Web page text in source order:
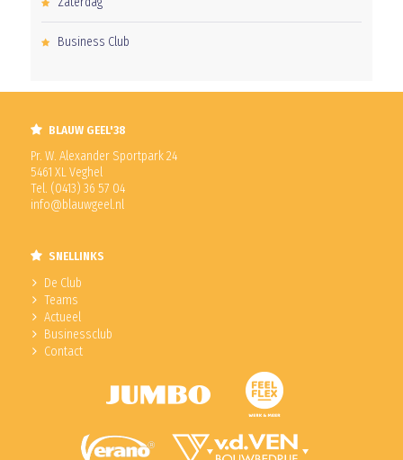
Business Club
BLAUW GEEL'38
Pr. W. Alexander Sportpark 24
5461 XL Veghel
Tel. (0413) 36 57 04
info@blauwgeel.nl
SNELLINKS
De Club
Teams
Actueel
Businessclub
Contact